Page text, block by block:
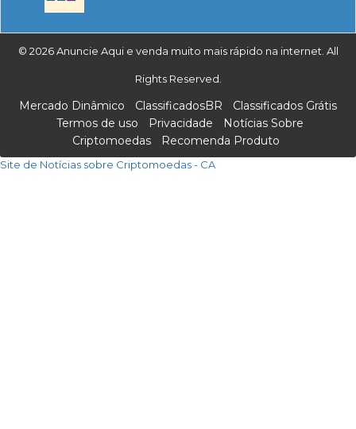
© 2026 Anuncie Aqui e venda muito mais rápido na internet. All
Rights Reserved.
Mercado Dinâmico ClassificadosBR
Classificados Grátis
Termos de uso
Privacidade
Notícias Sobre
Criptomoedas
Recomenda Produto
Site de Notícias sobre Criptomoedas - CA